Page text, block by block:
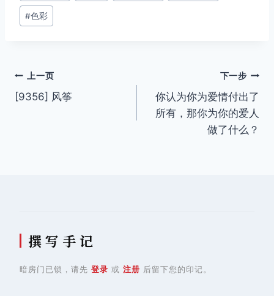
签：
#色彩
文
章
上一页
[9356] 风筝
下一步
你认为你为爱情付出了
所有，那你为你的爱人
做了什么？
撰 写 手 记
暗房门已锁，请先 登录 或 注册 后留下您的印记。